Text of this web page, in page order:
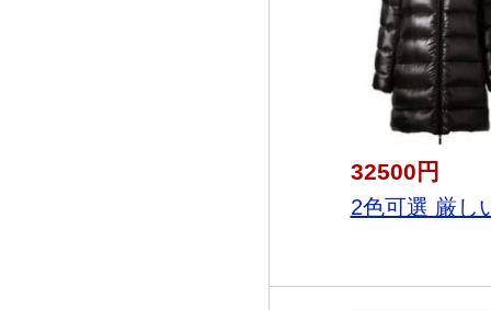
32500円
2色可選 厳し